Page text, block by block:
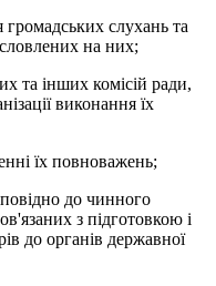
громадських слухань та
на них;
та інших комісій ради,
виконання їх
їх повноважень;
до чинного
з підготовкою і
до органів державної